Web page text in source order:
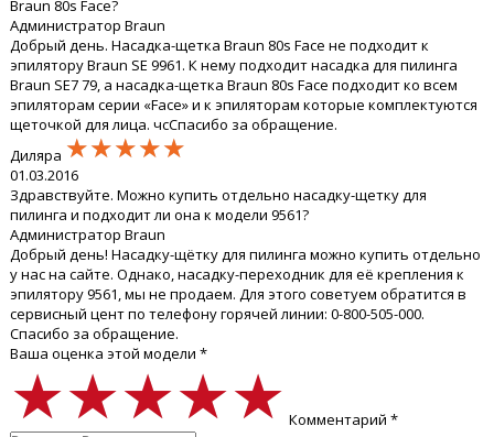
Braun 80s Face?
Администратор Braun
Добрый день. Насадка-щетка Braun 80s Face не подходит к
эпилятору Braun SE 9961. К нему подходит насадка для пилинга
Braun SE7 79, а насадка-щетка Braun 80s Face подходит ко всем
эпиляторам серии «Face» и к эпиляторам которые комплектуются
щеточкой для лица. чсСпасибо за обращение.
Диляра ★★★★★
★★★★★
★★★★★
01.03.2016
Здравствуйте. Можно купить отдельно насадку-щетку для
пилинга и подходит ли она к модели 9561?
Администратор Braun
Добрый день! Насадку-щётку для пилинга можно купить отдельно
у нас на сайте. Однако, насадку-переходник для её крепления к
эпилятору 9561, мы не продаем. Для этого советуем обратится в
сервисный цент по телефону горячей линии: 0-800-505-000.
Спасибо за обращение.
Ваша оценка этой модели *
★★★★★
★★★★★
★★★★★ Комментарий *